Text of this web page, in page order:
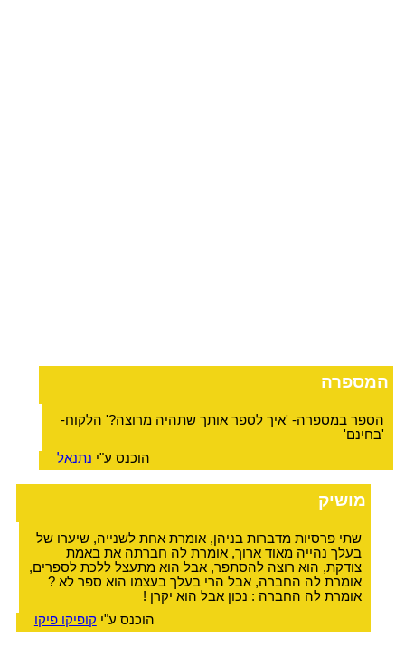
המספרה
הספר במספרה- 'איך לספר אותך שתהיה מרוצה?' הלקוח-
'בחינם'
הוכנס ע"י נתנאל
מושיק
שתי פרסיות מדברות בניהן, אומרת אחת לשנייה, שיערו של
בעלך נהייה מאוד ארוך, אומרת לה חברתה את באמת
צודקת, הוא רוצה להסתפר, אבל הוא מתעצל ללכת לספרים,
אומרת לה החברה, אבל הרי בעלך בעצמו הוא ספר לא ?
אומרת לה החברה : נכון אבל הוא יקרן !
הוכנס ע"י קופיקו פיקו